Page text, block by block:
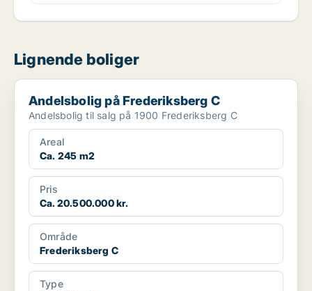
Lignende boliger
Andelsbolig på Frederiksberg C
Andelsbolig på Frederiksberg C
Andelsbolig til salg på 1900 Frederiksberg C
Areal
Ca. 245 m2
Pris
Ca. 20.500.000 kr.
Område
Frederiksberg C
Type